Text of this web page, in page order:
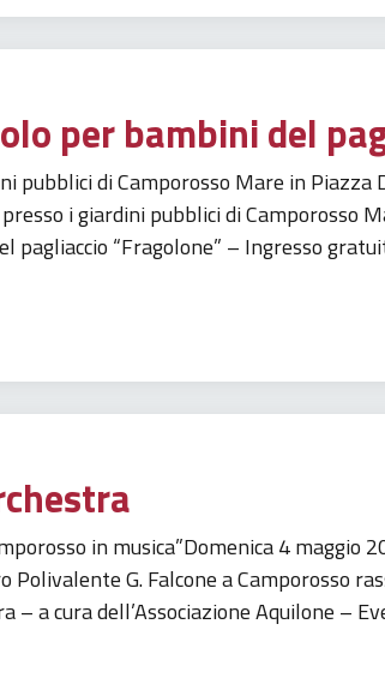
per bambini del
pubblici di Camporosso Mare in Piazza
i giardini pubblici di Camporosso
pagliaccio “Fragolone” – Ingresso
in musica”Domenica 4 maggio
Polivalente G. Falcone a Camporosso
– a cura dell’Associazione Aquilone –